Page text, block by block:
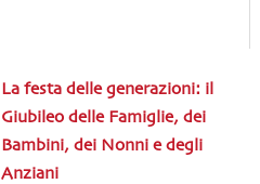
La festa delle generazioni: il
Giubileo delle Famiglie, dei
Bambini, dei Nonni e degli
Anziani